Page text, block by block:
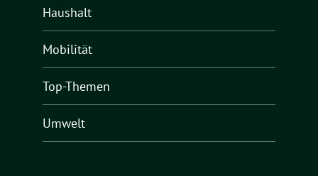
Haushalt
Mobilität
Top-Themen
Umwelt